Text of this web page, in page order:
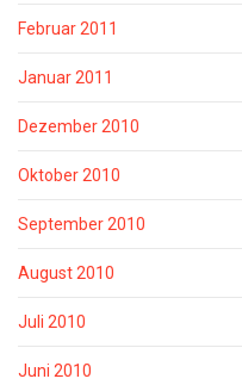
Februar 2011
Januar 2011
Dezember 2010
Oktober 2010
September 2010
August 2010
Juli 2010
Juni 2010